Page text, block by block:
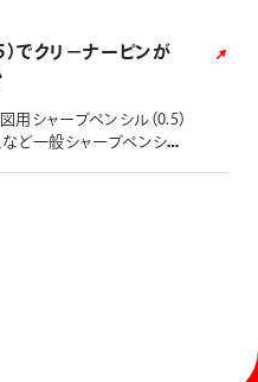
でクリ－ナーピンが
用シャープペンシル（0.5）
など一般シャープペンシル